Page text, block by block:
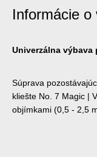
Informácie o
Univerzálna
Súprava
kliešte No. 7 Magic |
objímkami (0,5 - 2,5